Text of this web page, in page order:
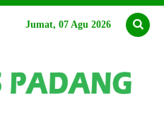
Jumat, 07 Agu 2026